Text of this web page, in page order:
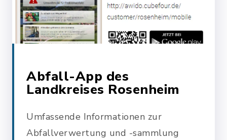
Abfall-App des
Landkreises Rosenheim
Umfassende Informationen zur
Abfallverwertung und -sammlung